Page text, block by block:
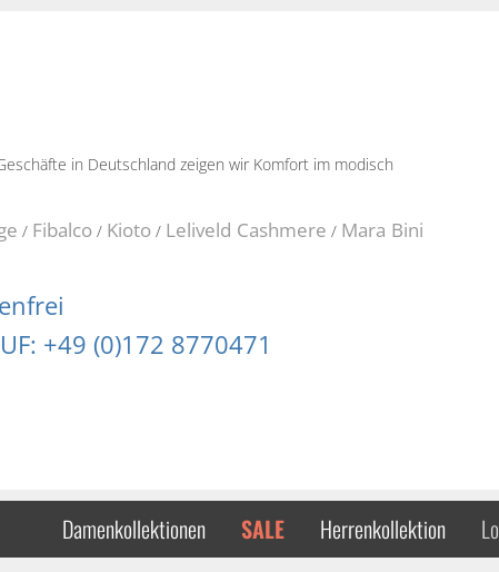
in Deutschland zeigen wir Komfort im modisch
/ Fibalco / Kioto / Leliveld Cashmere / Mara Bini
+49 (0)172 8770471
Damenkollektionen SALE Herrenkollektion